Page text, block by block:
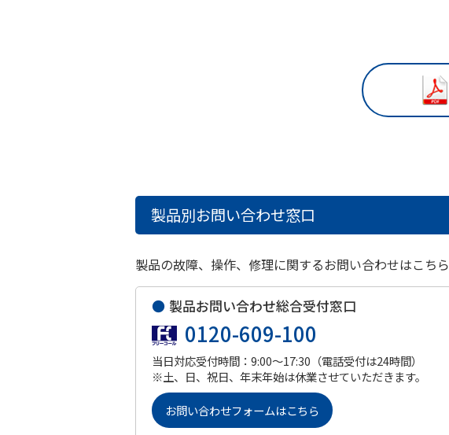
製品別お問い合わせ窓口
製品の故障、操作、修理に関するお問い合わせはこちら
● 製品お問い合わせ総合受付窓口
0120-609-100
当日対応受付時間：9:00～17:30（電話受付は24時間）
※土、日、祝日、年末年始は休業させていただきます。
お問い合わせフォームはこちら